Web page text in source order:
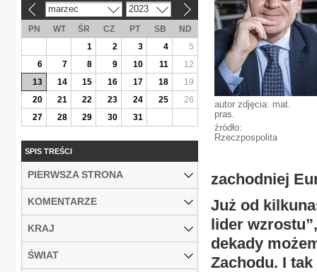
autor zdjęcia: mat.
pras.
źródło:
Rzeczpospolita
zachodniej
Już od
lider
dekady
Zachodu. I
marzec 2023
PN WT ŚR CZ PT SB
ND
1
2 3 4
5
6
7 8 9 10 11
12
13
14 15 16 17 18
19
20
21 22 23 24 25
26
27
28 29 30 31
SPIS TREŚCI
PIERWSZA STRONA
KOMENTARZE
KRAJ
ŚWIAT